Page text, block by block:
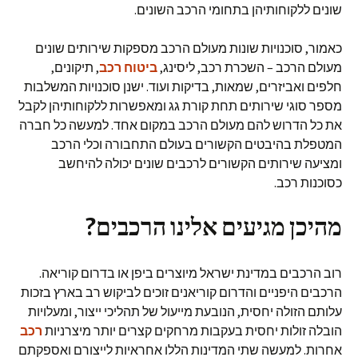
שונים ללקוחותיהן בתחומי הרכב השונים.
כאמור, סוכנויות שונות מעולם הרכב מספקות שירותים שונים
מעולם הרכב – השכרת רכב, ליסינג,ביטוח רכב, תיקונים,
חלפים ואביזרים, שמאות, בדיקות ועוד. ישנן סוכנויות המשלבות
מספר סוגי שירותים תחת קורת גג ומאפשרות ללקוחותיהן לקבל
את כל הדרוש להם מעולם הרכב במקום אחד. למעשה כל חברה
המטפלת בהיבטים הקשורים בעולם התחבורה וכלי הרכב
ומציעה שירותים הקשורים לרכבים שונים יכולה להיחשב
כסוכנות רכב.
מהיכן מגיעים אלינו הרכבים?
רוב הרכבים במדינת ישראל מיוצרים ביפן או בדרום קוריאה.
הרכבים היפניים והדרום קוריאנים זוכים לביקוש רב בארץ בזכות
עלותם הזולה יחסית, הנובעת מייעול של תהליכי ייצור, ומעלויות
הובלה זולות יחסית בעקבות מרחקים קצרים יותר מיצרניות רכב
אחרות. למעשה שתי המדינות הללו אחראיות לייצורם ואספקתם